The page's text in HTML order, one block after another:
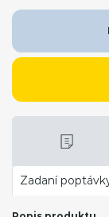
Zadaní